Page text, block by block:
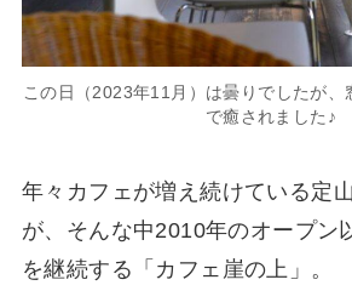
この日（2023年11月）は曇りでしたが、
で癒されました♪
年々カフェが増え続けている定
が、そんな中2010年のオープン
を継続する「カフェ崖の上」。